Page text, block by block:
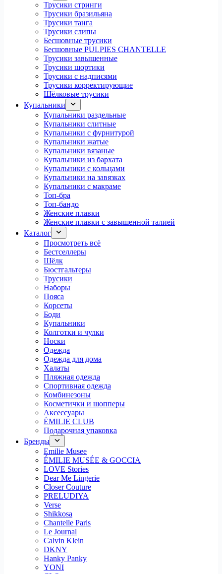
Трусики стринги
Трусики бразильяна
Трусики танга
Трусики слипы
Бесшовные трусики
Бесшовные PULPIES CHANTELLE
Трусики завышенные
Трусики шортики
Трусики с надписями
Трусики корректирующие
Шёлковые трусики
Купальники
Купальники раздельные
Купальники слитные
Купальники с фурнитурой
Купальники жатые
Купальники вязаные
Купальники из бархата
Купальники с кольцами
Купальники на завязках
Купальники с макраме
Топ-бра
Топ-бандо
Женские плавки
Женские плавки с завышенной талией
Каталог
Просмотреть всё
Бестселлеры
Шёлк
Бюстгальтеры
Трусики
Наборы
Пояса
Корсеты
Боди
Купальники
Колготки и чулки
Носки
Одежда
Одежда для дома
Халаты
Пляжная одежда
Спортивная одежда
Комбинезоны
Косметички и шопперы
Аксессуары
ÉMILIE CLUB
Подарочная упаковка
Бренды
Emilie Musee
ÉMILIE MUSÉE & GOCCIA
LOVE Stories
Dear Me Lingerie
Closer Couture
PRELUDIYA
Verse
Shikkosa
Chantelle Paris
Le Journal
Calvin Klein
DKNY
Hanky Panky
YONI